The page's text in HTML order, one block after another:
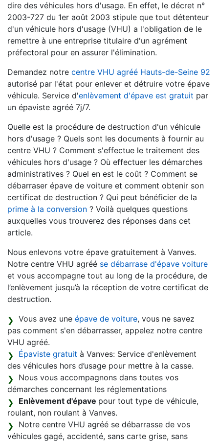
dire des véhicules hors d'usage. En effet, le décret n°
2003-727 du 1er août 2003 stipule que tout détenteur
d'un véhicule hors d'usage (VHU) a l'obligation de le
remettre à une entreprise titulaire d'un agrément
préfectoral pour en assurer l'élimination.
Demandez notre centre VHU agréé Hauts-de-Seine 92
autorisé par l'état pour enlever et détruire votre épave
véhicule. Service d'enlèvement d'épave est gratuit par
un épaviste agréé 7j/7.
Quelle est la procédure de destruction d'un véhicule
hors d'usage ? Quels sont les documents à fournir au
centre VHU ? Comment s'effectue le traitement des
véhicules hors d'usage ? Où effectuer les démarches
administratives ? Quel en est le coût ? Comment se
débarraser épave de voiture et comment obtenir son
certificat de destruction ? Qui peut bénéficier de la
prime à la conversion ? Voilà quelques questions
auxquelles vous trouverez des réponses dans cet
article.
Nous enlevons votre épave gratuitement à Vanves.
Notre centre VHU agréé se débarrase d'épave voiture
et vous accompagne tout au long de la procédure, de
l’enlèvement jusqu’à la réception de votre certificat de
destruction.
Vous avez une épave de voiture, vous ne savez
pas comment s'en débarrasser, appelez notre centre
VHU agréé.
Épaviste gratuit à Vanves: Service d'enlèvement
des véhicules hors d’usage pour mettre à la casse.
Nous vous accompagnons dans toutes vos
démarches concernant les réglementations
Enlèvement d'épave pour tout type de véhicule,
roulant, non roulant à Vanves.
Notre centre VHU agréé se débarrasse de vos
véhicules gagé, accidenté, sans carte grise, sans